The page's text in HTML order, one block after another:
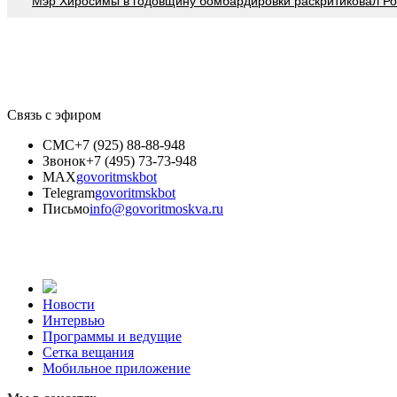
Связь с эфиром
СМС+7 (925) 88-88-948
Звонок+7 (495) 73-73-948
MAXgovoritmskbot
Telegramgovoritmskbot
Письмоinfo@govoritmoskva.ru
Новости
Интервью
Программы и ведущие
Сетка вещания
Мобильное приложение